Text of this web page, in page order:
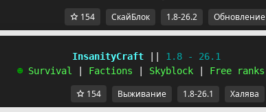
154 СкайБлок 1.8-26.2 Обновление
InsanityCraft
1.8 - 26.1
☻ Survival Factions Skyblock Free ranks
154 Выживание 1.8-26.1 Халява